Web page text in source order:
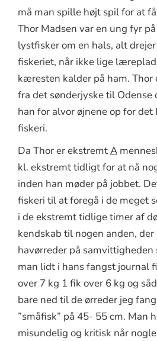
må man spille højt spil for at
Thor Madsen var en ung fyr
lystfisker om en hals, alt
fiskeriet, når ikke lige
kæresten kalder på ham.
fra det sønderjyske til
han for alvor øjnene op for det
fiskeri.
Da Thor er ekstremtA
kl. ekstremt tidligt for at nå
inden han møder på jobbet.
fiskeri til at foregå i de meget
i de ekstremt tidlige timer af
kendskab til nogen anden,
havørreder på samvittigheden
man lidt i hans fangst journal
over 7 kg 1 fik over 6 kg og
bare ned til de ørreder jeg
”småfisk” på 45- 55 cm. Man
misundelig og kritisk når